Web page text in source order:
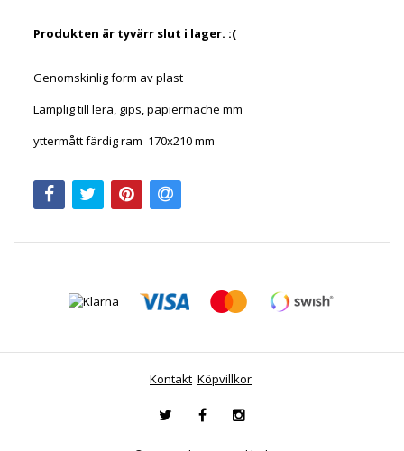
Produkten är tyvärr slut i lager. :(
Genomskinlig form av plast
Lämplig till lera, gips, papiermache mm
yttermått färdig ram 170x210 mm
Kontakt Köpvillkor